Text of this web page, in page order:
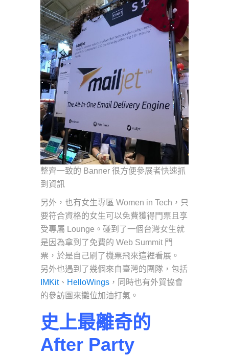
整齊一致的 Banner 很方便參展者快速抓
到資訊
另外，也有女生專區 Women in Tech，只
要符合資格的女生可以免費獲得門票且享
受專屬 Lounge。碰到了一個台灣女生就
是因為拿到了免費的 Web Summit 門
票，於是自己刷了機票飛來這裡看展。
另外也遇到了幾個來自臺灣的團隊，包括
IMKit、 HelloWings ，同時也有外貿協會
的參訪團來攤位加油打氣。
史上最離奇的
After Party